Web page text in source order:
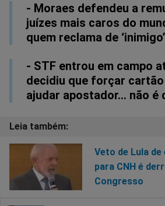
- Moraes defendeu a
juízes mais caros do
quem reclama de
- STF entrou em campo
decidiu que forçar
ajudar apostador… não é
Veto de Lula
para CNH é
Congresso